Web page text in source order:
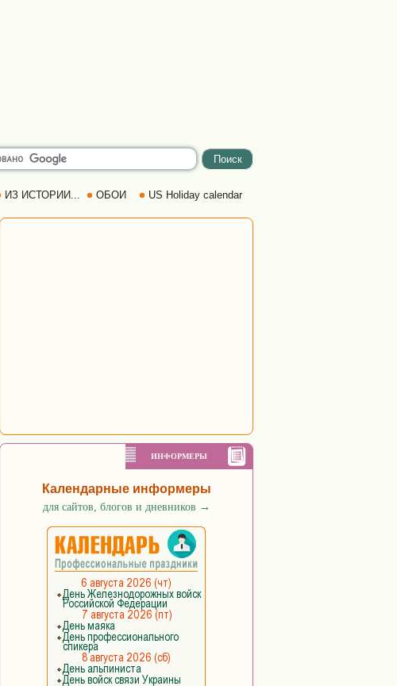
ИЗ ИСТОРИИ... ОБОИ US Holiday calendar
ИНФОРМЕРЫ
Календарные информеры
для сайтов, блогов и дневников →